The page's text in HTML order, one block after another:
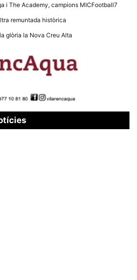
i The Academy, campions MICFootball7
remuntada històrica
glòria la Nova Creu Alta
Alguns
tècnics del
emmagatzemen
permeten que el
lloc funcioni tan
bé com sigui
aquestes
algunes
desapareixeran